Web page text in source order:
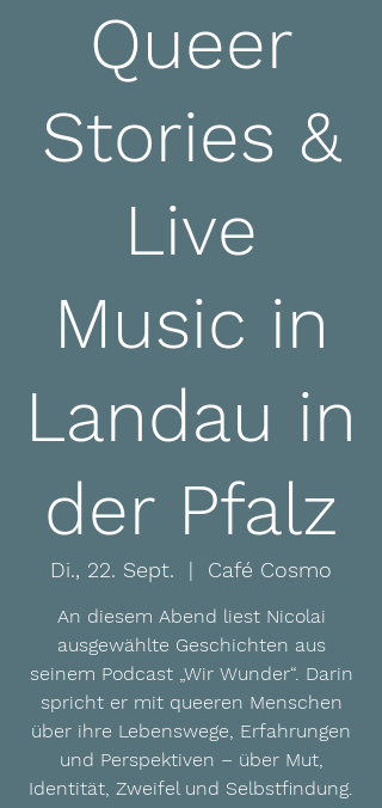
Queer
Stories &
Live
Music in
Landau in
der Pfalz
Di., 22. Sept.
  |
Café Cosmo
An diesem Abend liest Nicolai
ausgewählte Geschichten aus
seinem Podcast „Wir Wunder“. Darin
spricht er mit queeren Menschen
über ihre Lebenswege, Erfahrungen
und Perspektiven – über Mut,
Identität, Zweifel und Selbstfindung.